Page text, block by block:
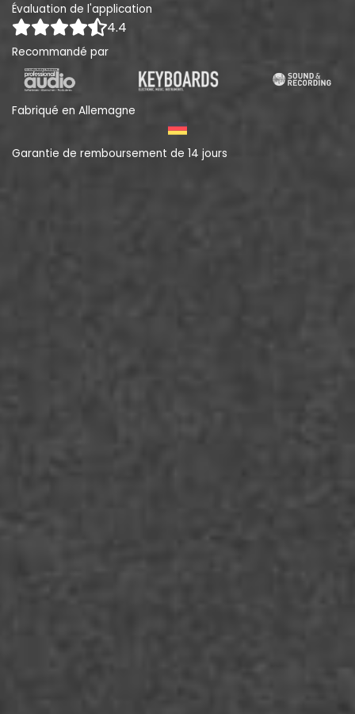
Évaluation de l'application
4.4
Recommandé par
Fabriqué en Allemagne
Garantie de remboursement de 14 jours